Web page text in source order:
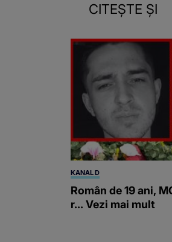
CITEȘTE ȘI
KANAL D
Român de 19 ani,
r... Vezi mai mult